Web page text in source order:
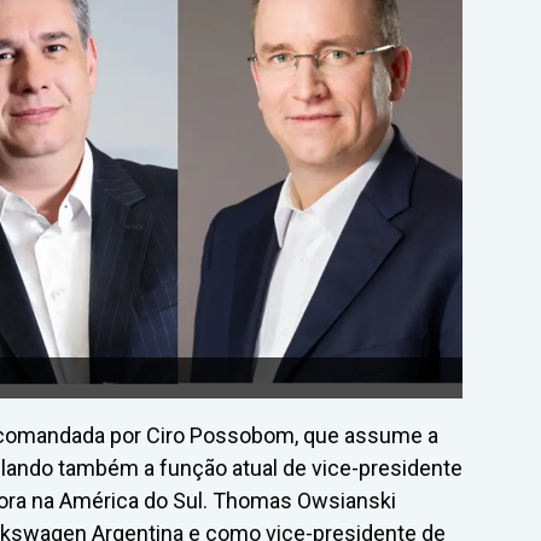
por Ciro Possobom, que assume a
também a função atual de vice-presidente
na América do Sul. Thomas Owsianski
Argentina e como vice-presidente de